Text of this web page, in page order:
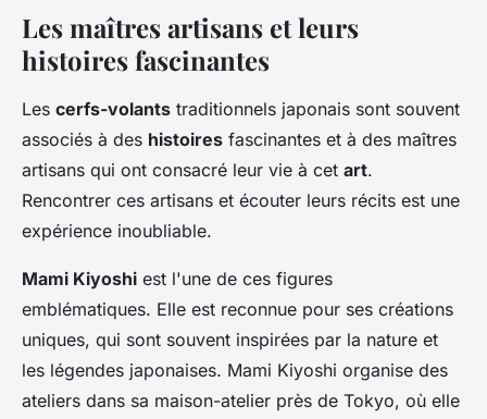
Les maîtres artisans et leurs
histoires fascinantes
Les cerfs-volants traditionnels japonais sont souvent
associés à des histoires fascinantes et à des maîtres
artisans qui ont consacré leur vie à cet art.
Rencontrer ces artisans et écouter leurs récits est une
expérience inoubliable.
Mami Kiyoshi est l'une de ces figures
emblématiques. Elle est reconnue pour ses créations
uniques, qui sont souvent inspirées par la nature et
les légendes japonaises. Mami Kiyoshi organise des
ateliers dans sa maison-atelier près de Tokyo, où elle